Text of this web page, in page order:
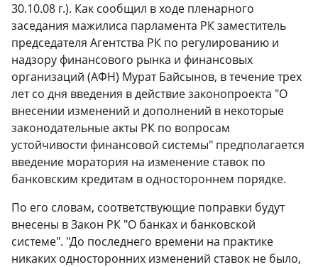
30.10.08 г.). Как сообщил в ходе пленарного
заседания мажилиса парламента РК заместитель
председателя Агентства РК по регулированию и
надзору финансового рынка и финансовых
организаций (АФН) Мурат Байсынов, в течение трех
лет со дня введения в действие законопроекта "О
внесении изменений и дополнений в некоторые
законодательные акты РК по вопросам
устойчивости финансовой системы" предполагается
введение моратория на изменение ставок по
банковским кредитам в одностороннем порядке.
По его словам, соответствующие поправки будут
внесены в Закон РК "О банках и банковской
системе". "До последнего времени на практике
никаких односторонних изменений ставок не было,